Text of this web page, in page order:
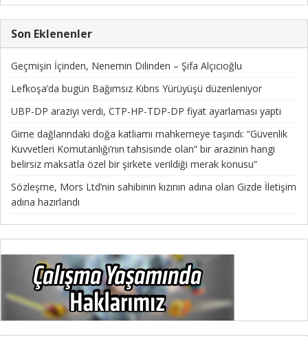
Son Eklenenler
Geçmişin İçinden, Nenemin Dilinden – Şifa Alçıcıoğlu
Lefkoşa’da bugün Bağımsız Kıbrıs Yürüyüşü düzenleniyor
UBP-DP araziyi verdi, CTP-HP-TDP-DP fiyat ayarlaması yaptı
Girne dağlarındaki doğa katliamı mahkemeye taşındı: “Güvenlik
Kuvvetleri Komutanlığı’nın tahsisinde olan” bir arazinin hangi
belirsiz maksatla özel bir şirkete verildiği merak konusu”
Sözleşme, Mors Ltd’nin sahibinin kızının adına olan Gizde İletişim
adına hazırlandı